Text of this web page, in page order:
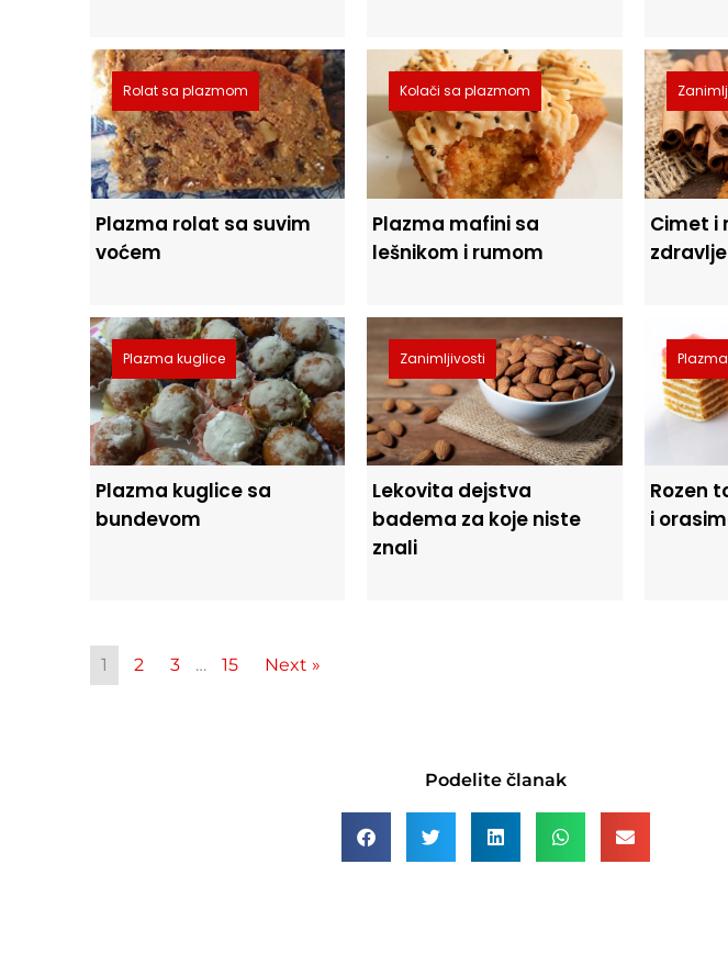
Rolat sa plazmom
Plazma rolat sa suvim
voćem
Kolači sa plazmom
Plazma mafini sa
lešnikom i rumom
Cimet i
zdravlje
Plazma kuglice
Plazma kuglice sa
bundevom
Zanimljivosti
Lekovita dejstva
badema za koje niste
znali
Rozen
i
1 2 3 … 15 Next »
Podelite članak